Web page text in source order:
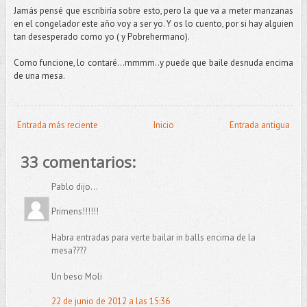
Jamás pensé que escribiría sobre esto, pero la que va a meter manzanas
en el congelador este año voy a ser yo. Y os lo cuento, por si hay alguien
tan desesperado como yo ( y Pobrehermano).
Como funcione, lo contaré…mmmm..y puede que baile desnuda encima
de una mesa.
Entrada más reciente Entrada antigua
Inicio
33 comentarios:
Pablo dijo...
Primens!!!!!!
Habra entradas para verte bailar in balls encima de la
mesa????
Un beso Moli
22 de junio de 2012 a las 15:36